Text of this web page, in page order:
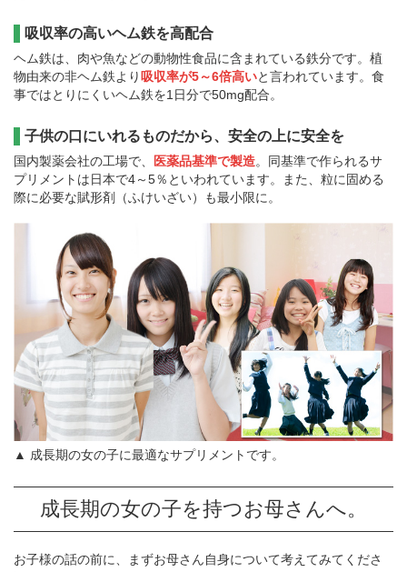
吸収率の高いヘム鉄を高配合
ヘム鉄は、肉や魚などの動物性食品に含まれている鉄分です。植
物由来の非ヘム鉄より 吸収率が5～6倍高いと言われています。食
事ではとりにくいヘム鉄を1日分で50mg配合。
子供の口にいれるものだから、安全の上に安全を
国内製薬会社の工場で、 医薬品基準で製造。同基準で作られるサ
プリメントは日本で4～5％といわれています。また、粒に固める
際に必要な賦形剤（ふけいざい）も最小限に。
▲ 成長期の女の子に最適なサプリメントです。
成長期の女の子を持つお母さんへ。
お子様の話の前に、まずお母さん自身について考えてみてくださ